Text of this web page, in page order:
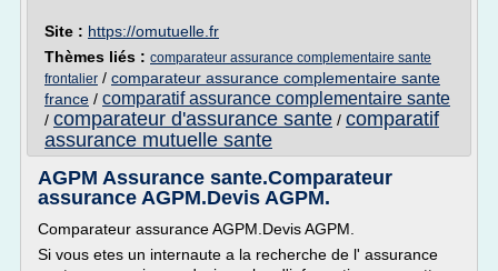
Site : https://omutuelle.fr
Thèmes liés : comparateur assurance complementaire sante
frontalier / comparateur assurance complementaire sante
france / comparatif assurance complementaire sante
/ comparateur d'assurance sante / comparatif
assurance mutuelle sante
AGPM Assurance sante.Comparateur
assurance AGPM.Devis AGPM.
Comparateur assurance AGPM.Devis AGPM.
Si vous etes un internaute a la recherche de l' assurance